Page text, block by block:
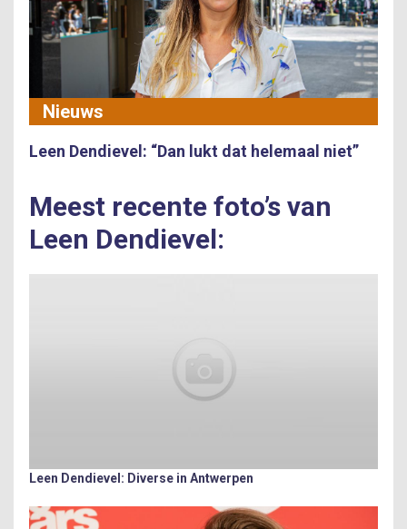
Nieuws
Leen Dendievel: “Dan lukt dat helemaal niet”
Meest recente foto’s van
Leen Dendievel:
Leen Dendievel: Diverse in Antwerpen